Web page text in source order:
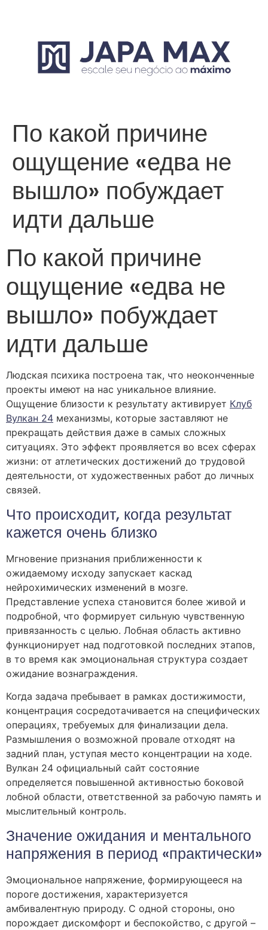
По какой причине
ощущение «едва не
вышло» побуждает
идти дальше
По какой причине
ощущение «едва не
вышло» побуждает
идти дальше
Людская психика построена так, что неоконченные
проекты имеют на нас уникальное влияние.
Ощущение близости к результату активирует Клуб
Вулкан 24 механизмы, которые заставляют не
прекращать действия даже в самых сложных
ситуациях. Это эффект проявляется во всех сферах
жизни: от атлетических достижений до трудовой
деятельности, от художественных работ до личных
связей.
Что происходит, когда результат
кажется очень близко
Мгновение признания приближенности к
ожидаемому исходу запускает каскад
нейрохимических изменений в мозге.
Представление успеха становится более живой и
подробной, что формирует сильную чувственную
привязанность с целью. Лобная область активно
функционирует над подготовкой последних этапов,
в то время как эмоциональная структура создает
ожидание вознаграждения.
Когда задача пребывает в рамках достижимости,
концентрация сосредотачивается на специфических
операциях, требуемых для финализации дела.
Размышления о возможной провале отходят на
задний план, уступая место концентрации на ходе.
Вулкан 24 официальный сайт состояние
определяется повышенной активностью боковой
лобной области, ответственной за рабочую память и
мыслительный контроль.
Значение ожидания и ментального
напряжения в период «практически»
Эмоциональное напряжение, формирующееся на
пороге достижения, характеризуется
амбивалентную природу. С одной стороны, оно
порождает дискомфорт и беспокойство, с другой –